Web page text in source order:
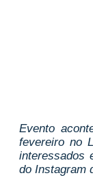
Evento
fevereiro no
interessados
do Instagram